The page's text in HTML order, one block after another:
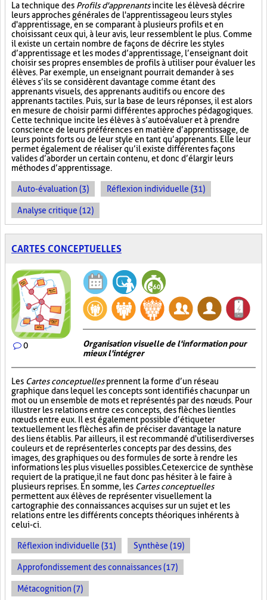
La technique des Profils d'apprenantsincite les élèves à décrire
leurs approches générales de l'apprentissage ou leurs styles
d'apprentissage, en se comparant à plusieurs profils et en
choisissant ceux qui, à leur avis, leur ressemblent le plus. Comme
il existe un certain nombre de façons de décrire les styles
d’apprentissage et les modes d’apprentissage, l’enseignant doit
choisir ses propres ensembles de profils à utiliser pour évaluer les
élèves. Par exemple, un enseignant pourrait demander à ses
élèves s’ils se considèrent davantage comme étant des
apprenants visuels, des apprenants auditifs ou encore des
apprenants tactiles. Puis, sur la base de leurs réponses, il est alors
en mesure de choisir parmi différentes approches pédagogiques.
Cette technique incite les élèves à s’autoévaluer et à prendre
conscience de leurs préférences en matière d’apprentissage, de
leurs points forts ou de leur style en tant qu’apprenants. Elle leur
permet également de réaliser qu’il existe différentes façons
valides d’aborder un certain contenu, et donc d’élargir leurs
méthodes d’apprentissage.
Auto-évaluation (3) Réflexion individuelle (31)
Analyse critique (12)
CARTES CONCEPTUELLES
0
Organisation visuelle de l'information pour
mieux l'intégrer
Les Cartes conceptuellesprennent la forme d’un réseau
graphique dans lequel les concepts sont identifiés chacun par un
mot ou un ensemble de mots et représentés par des nœuds. Pour
illustrer les relations entre ces concepts, des flèches lient les
nœuds entre eux. Il est également possible d’étiqueter
textuellement les flèches afin de préciser davantage la nature
des liens établis. Par ailleurs, il est recommandé d'utiliser diverses
couleurs et de représenter les concepts par des dessins, des
images, des graphiques ou des formules de sorte à rendre les
informations les plus visuelles possibles. Cet exercice de synthèse
requiert de la pratique, il ne faut donc pas hésiter à le faire à
plusieurs reprises. En somme, les Cartes conceptuelles
permettent aux élèves de représenter visuellement la
cartographie des connaissances acquises sur un sujet et les
relations entre les différents concepts théoriques inhérents à
celui-ci.
Réflexion individuelle (31) Synthèse (19)
Approfondissement des connaissances (17)
Métacognition (7)